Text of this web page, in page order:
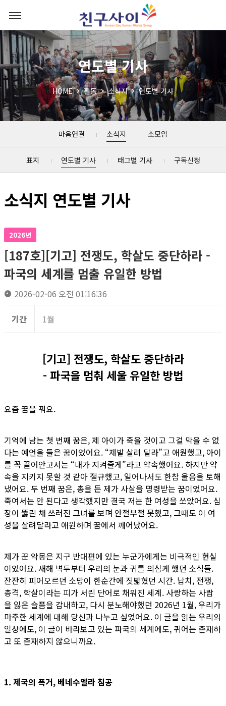
연도별 기사
HOME 활동 소식지 연도별 기사
마음연결 소식지 소모임
표지 연도별 기사 태그별 기사 구독신청
소식지 연도별 기사
2026년
[187호][기고] 전쟁도, 학살도 중단하라 -
파국의 세계를 멈출 유일한 방법
2026-02-06 오전 01:16:36
기간 1월
[기고] 전쟁도, 학살도 중단하라
- 파국을 멈춰 세울 유일한 방법
요즘 꿈을 꿔요.
기억에 남는 첫 번째 꿈은, 제 아이가 죽을 것이고 그걸 막을 수 없
다는 예언을 들은 꿈이었어요. “제발 살려 달라”고 애원했고, 아이
를 꼭 끌어안고서는 “내가 지켜줄게”라고 약속했어요. 하지만 약
속을 지키지 못할 것 같아 절규했고, 일어나서도 한참 울음을 토해
냈어요. 두 번째 꿈은, 총을 든 제가 사살을 명령받는 꿈이었어요.
죽여서는 안 된다고 생각했지만 결국 저는 한 여성을 쏘았어요. 심
장이 뚫린 채 쓰러진 그녀를 보며 안절부절 못했고, 그때도 이 여
성을 살려달라고 애원하며 꿈에서 깨어났어요.
제가 꾼 악몽은 지구 반대편에 있는 누군가에게는 비극적인 현실
이었어요. 새해 벽두부터 우리의 눈과 귀를 의심케 했던 소식들.
잔잔히 피어오르던 소망이 한순간에 짓밟혔던 시간. 납치, 전쟁,
총격, 학살이라는 피가 서린 단어로 채워진 세계. 사랑하는 사람
을 잃은 슬픔을 감내하고, 다시 분노해야했던 2026년 1월, 우리가
마주한 세계에 대해 당신과 나누고 싶었어요. 이 글을 읽는 우리의
일상에도, 이 글이 바라보고 있는 파국의 세계에도, 퀴어는 존재하
고 또 존재하지 않으니까요.
1. 제국의 폭거, 베네수엘라 침공